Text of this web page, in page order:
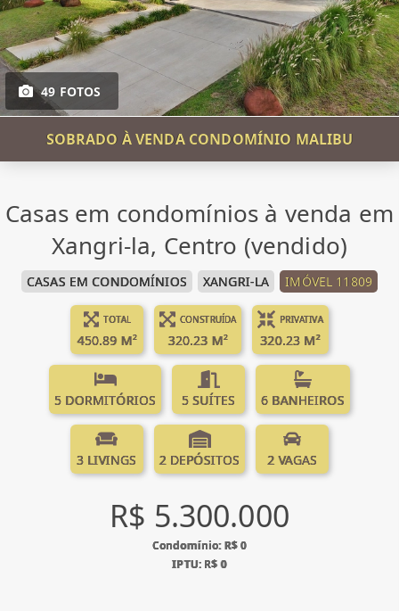
49 FOTOS
SOBRADO À VENDA CONDOMÍNIO MALIBU
Casas em condomínios à venda em
Xangri-la, Centro (vendido)
CASAS EM CONDOMÍNIOS XANGRI-LA IMÓVEL 11809
TOTAL
450.89 M²
CONSTRUÍDA
320.23 M²
PRIVATIVA
320.23 M²
5 DORMITÓRIOS 5 SUÍTES 6 BANHEIROS
3 LIVINGS 2 DEPÓSITOS 2 VAGAS
R$ 5.300.000
Condomínio: R$ 0
IPTU: R$ 0